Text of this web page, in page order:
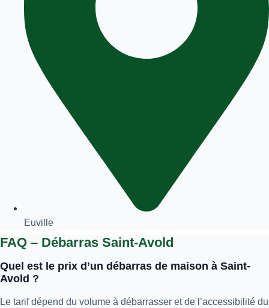
Euville
FAQ – Débarras Saint-Avold
Quel est le prix d’un débarras de maison à Saint-
Avold ?
Le tarif dépend du volume à débarrasser et de l’accessibilité du